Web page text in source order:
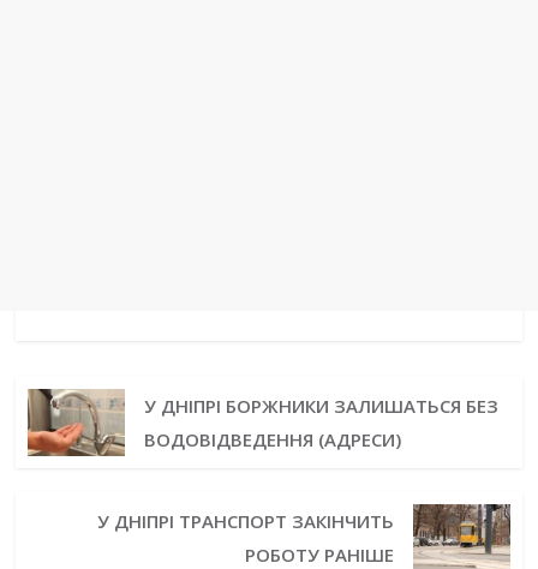
У ДНІПРІ БОРЖНИКИ ЗАЛИШАТЬСЯ БЕЗ
ВОДОВІДВЕДЕННЯ (АДРЕСИ)
У ДНІПРІ ТРАНСПОРТ ЗАКІНЧИТЬ
РОБОТУ РАНІШЕ